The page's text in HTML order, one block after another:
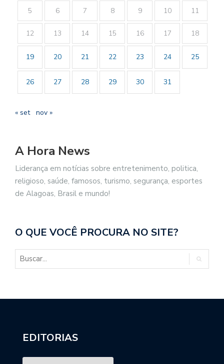
5 6 7 8 9 10 11
12 13 14 15 16 17 18
19 20 21 22 23 24 25
26 27 28 29 30 31
« set nov »
A Hora News
Liderança em notícias sobre entretenimento, politica,
religioso, saúde, famosos, turismo, segurança, esportes
de Alagoas, Brasil e mundo!
O QUE VOCÊ PROCURA NO SITE?
EDITORIAS